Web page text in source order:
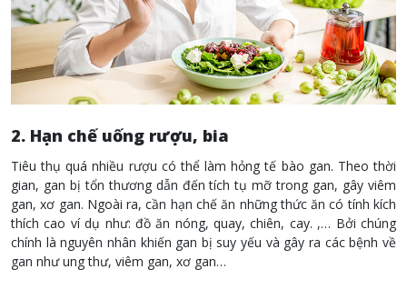
2. Hạn chế uống rượu, bia
Tiêu thụ quá nhiều rượu có thể làm hỏng tế bào gan. Theo thời
gian, gan bị tổn thương dẫn đến tích tụ mỡ trong gan, gây viêm
gan, xơ gan. Ngoài ra, cần hạn chế ăn những thức ăn có tính kích
thích cao ví dụ như: đồ ăn nóng, quay, chiên, cay. ,… Bởi chúng
chính là nguyên nhân khiến gan bị suy yếu và gây ra các bệnh về
gan như ung thư, viêm gan, xơ gan…